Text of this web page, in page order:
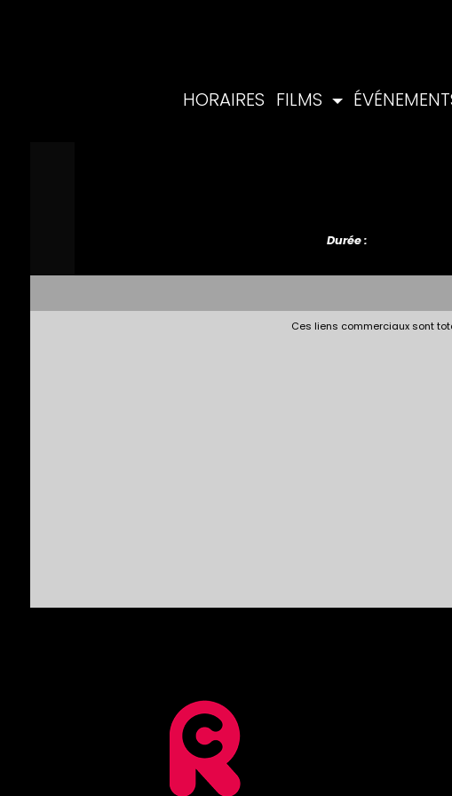
HORAIRES FILMS
Durée :
Ces liens commerciaux sont